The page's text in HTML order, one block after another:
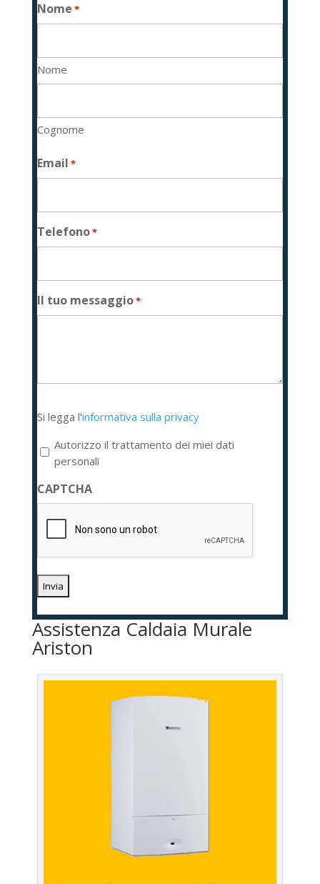
Nome *
Nome
Cognome
Email *
Telefono*
Il tuo messaggio*
legga
l'informativa
sulla
privacy
*
Si legga l'informativa sulla privacy
Autorizzo il trattamento dei miei dati
personali
CAPTCHA
Assistenza Caldaia Murale
Ariston